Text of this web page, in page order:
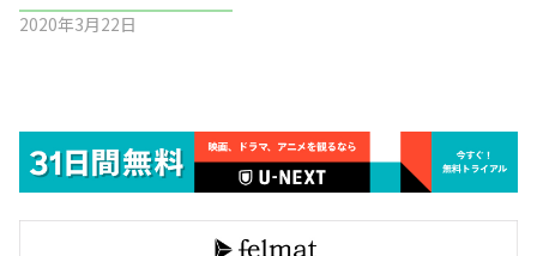
2020年3月22日